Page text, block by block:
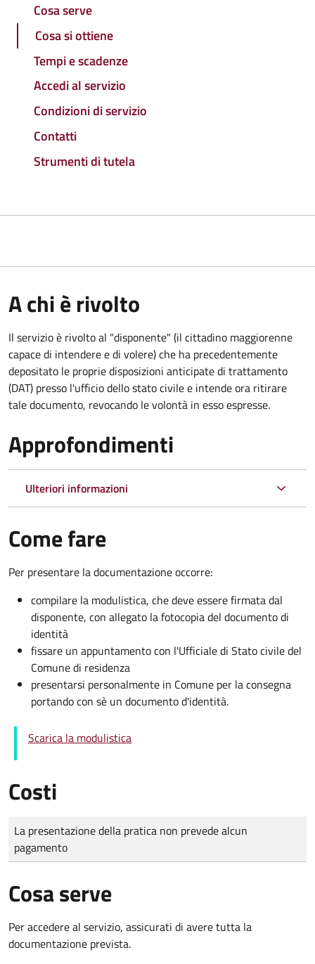
Cosa serve
Cosa si ottiene
Tempi e scadenze
Accedi al servizio
Condizioni di servizio
Contatti
Strumenti di tutela
A chi è rivolto
Il servizio è rivolto al "disponente" (il cittadino maggiorenne
capace di intendere e di volere) che ha precedentemente
depositato le proprie disposizioni anticipate di trattamento
(DAT) presso l'ufficio dello stato civile e intende ora ritirare
tale documento, revocando le volontà in esso espresse.
Approfondimenti
Ulteriori informazioni
Come fare
Per presentare la documentazione occorre:
compilare la modulistica, che deve essere firmata dal
disponente, con allegato la fotocopia del documento di
identità
fissare un appuntamento con l'Ufficiale di Stato civile del
Comune di residenza
presentarsi personalmente in Comune per la consegna
portando con sè un documento d'identità.
Scarica la modulistica
Costi
Tipo di pagamento
Importo
La presentazione della pratica non prevede alcun
pagamento
Cosa serve
Per accedere al servizio, assicurati di avere tutta la
documentazione prevista.